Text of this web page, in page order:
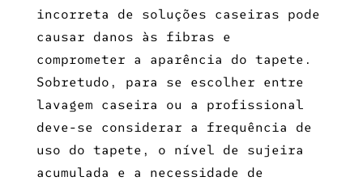
incorreta de soluções caseiras pode
causar danos às fibras e
comprometer a aparência do tapete.
Sobretudo, para se escolher entre
lavagem caseira ou a profissional
deve-se considerar a frequência de
uso do tapete, o nível de sujeira
acumulada e a necessidade de